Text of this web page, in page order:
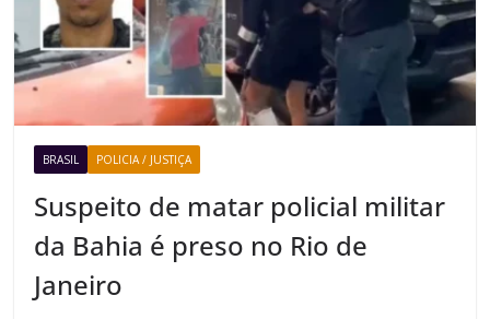
BRASIL POLICIA / JUSTIÇA
Suspeito de matar policial militar
da Bahia é preso no Rio de
Janeiro